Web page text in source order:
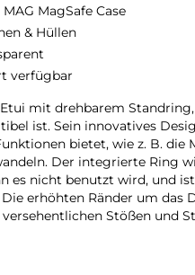
MAG MagSafe Case
& Hüllen
verfügbar
mit drehbarem
ist. Sein innovatives
bietet, wie z. B. die
Der integrierte Ring
es nicht benutzt wird, und
erhöhten Ränder um das
Stößen und